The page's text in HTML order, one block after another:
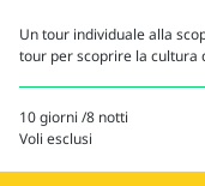
Un tour individuale alla
tour per scoprire la cultura
10 giorni /8 notti
Voli esclusi